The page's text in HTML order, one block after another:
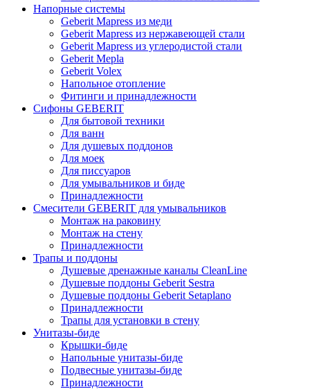
Напорные системы
Geberit Mapress из меди
Geberit Mapress из нержавеющей стали
Geberit Mapress из углеродистой стали
Geberit Mepla
Geberit Volex
Напольное отопление
Фитинги и принадлежности
Сифоны GEBERIT
Для бытовой техники
Для ванн
Для душевых поддонов
Для моек
Для писсуаров
Для умывальников и биде
Принадлежности
Смесители GEBERIT для умывальников
Монтаж на раковину
Монтаж на стену
Принадлежности
Трапы и поддоны
Душевые дренажные каналы CleanLine
Душевые поддоны Geberit Sestra
Душевые поддоны Geberit Setaplano
Принадлежности
Трапы для установки в стену
Унитазы-биде
Крышки-биде
Напольные унитазы-биде
Подвесные унитазы-биде
Принадлежности